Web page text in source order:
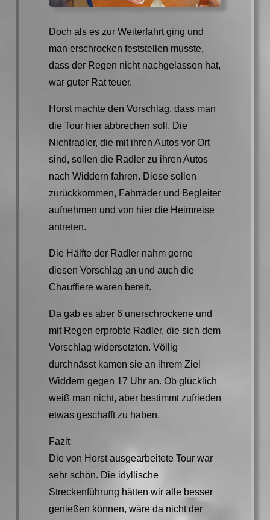
Doch als es zur Weiterfahrt ging und
man erschrocken feststellen musste,
dass der Regen nicht nachgelassen hat,
war guter Rat teuer.
Horst machte den Vorschlag, dass man
die Tour hier abbrechen soll. Die
Nichtradler, die mit ihren Autos vor Ort
sind, sollen die Radler zu ihren Autos
nach Widdern fahren. Diese sollen
zurückkommen, Fahrräder und Begleiter
aufnehmen und von hier die Heimreise
antreten.
Die Hälfte der Radler nahm gerne
diesen Vorschlag an und auch die
Chauffiere waren bereit.
Da gab es aber 6 unerschrockene und
mit Regen erprobte Radler, die sich dem
Vorschlag widersetzten. Völlig
durchnässt kamen sie an ihrem Ziel
Widdern gegen 17 Uhr an. Ob glücklich
weiß man nicht, aber bestimmt zufrieden
etwas geschafft zu haben.
Fazit
Die von Horst ausgearbeitete Tour war
sehr schön. Die idyllische
Streckenführung hätten wir alle besser
genießen können, wäre da nicht der